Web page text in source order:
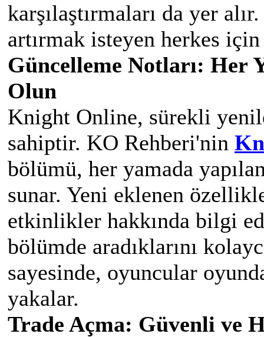
karşılaştırmaları da yer
artırmak isteyen herkes
Güncelleme Notları: Her
Olun
Knight Online, sürekli
sahiptir. KO Rehberi'nin
bölümü, her yamada
sunar. Yeni eklenen
etkinlikler hakkında bilgi
bölümde aradıklarını
sayesinde, oyuncular
yakalar.
Trade Açma: Güvenli ve